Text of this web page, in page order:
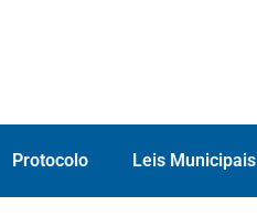
Protocolo Leis Municipais